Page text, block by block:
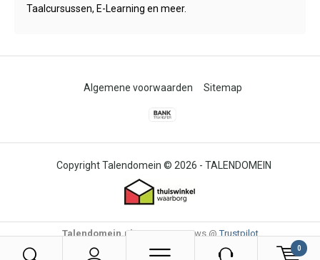
0
Taalcursussen, E-Learning en meer.
© 2026 - TALENDOMEIN
Algemene voorwaarden Sitemap
Talendomein.nl4,6/-85Reviews @Trustpilot